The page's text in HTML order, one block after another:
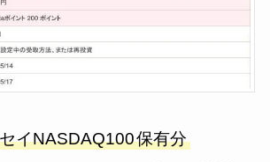
イNASDAQ100保有分